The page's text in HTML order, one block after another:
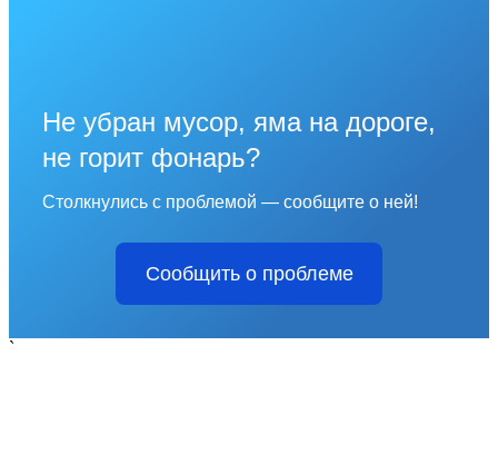
Не убран мусор, яма на дороге,
не горит фонарь?
Столкнулись с проблемой — сообщите о ней!
Сообщить о проблеме
`